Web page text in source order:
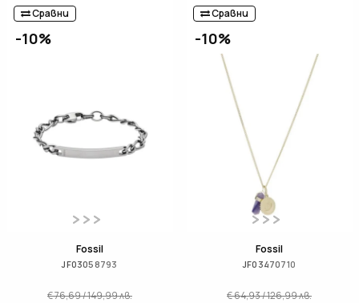
Сравни
-10%
Fossil
JF03058793
€76,69/149,99лв.
Сравни
-10%
Fossil
JF03470710
€64,93/126,99лв.